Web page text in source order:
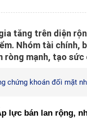
tăng trên diện
Nhóm tài chính,
ròng mạnh, tạo sức
chứng khoán đối mặt
lực bán lan rộng,